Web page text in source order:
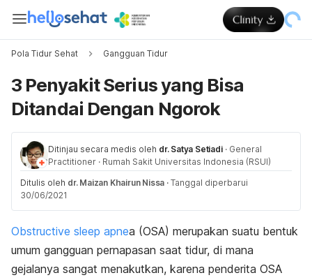
Pola Tidur Sehat Gangguan Tidur
3 Penyakit Serius yang Bisa
Ditandai Dengan Ngorok
Ditinjau secara medis oleh dr. Satya Setiadi · General
Practitioner · Rumah Sakit Universitas Indonesia (RSUI)
Ditulis oleh dr. Maizan Khairun Nissa · Tanggal diperbarui
30/06/2021
Obstructive sleep apnea (OSA) merupakan suatu bentuk
umum gangguan pernapasan saat tidur, di mana
gejalanya sangat menakutkan, karena penderita OSA